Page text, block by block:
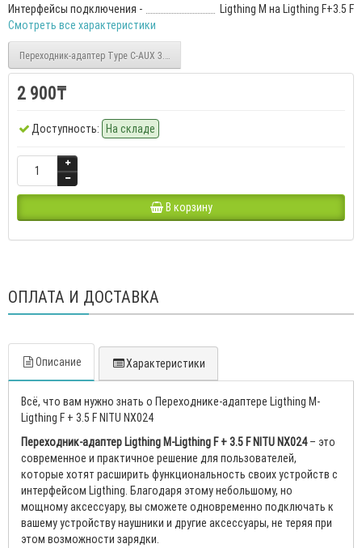
Интерфейсы подключения -
Ligthing M на Ligthing F+3.5 F
Смотреть все характеристики
Переходник-адаптер Type C-AUX 3.5 мм. NITU NX016
2 900₸
Доступность: На складе
В корзину
ОПЛАТА И ДОСТАВКА
Описание Характеристики
Всё, что вам нужно знать о Переходнике-адаптере Ligthing M-
Ligthing F + 3.5 F NITU NX024
Переходник-адаптер Ligthing M-Ligthing F + 3.5 F NITU NX024– это
современное и практичное решение для пользователей,
которые хотят расширить функциональность своих устройств с
интерфейсом Ligthing. Благодаря этому небольшому, но
мощному аксессуару, вы сможете одновременно подключать к
вашему устройству наушники и другие аксессуары, не теряя при
этом возможности зарядки.